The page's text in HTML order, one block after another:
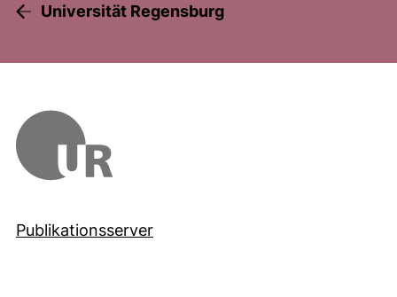
Universität Regensburg
Publikationsserver